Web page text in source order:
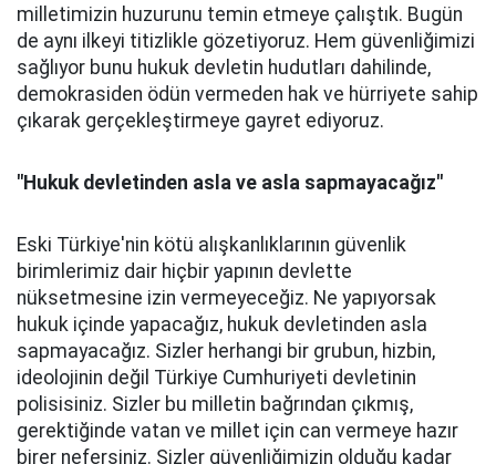
milletimizin huzurunu temin etmeye çalıştık. Bugün
de aynı ilkeyi titizlikle gözetiyoruz. Hem güvenliğimizi
sağlıyor bunu hukuk devletin hudutları dahilinde,
demokrasiden ödün vermeden hak ve hürriyete sahip
çıkarak gerçekleştirmeye gayret ediyoruz.
"Hukuk devletinden asla ve asla sapmayacağız"
Eski Türkiye'nin kötü alışkanlıklarının güvenlik
birimlerimiz dair hiçbir yapının devlette
nüksetmesine izin vermeyeceğiz. Ne yapıyorsak
hukuk içinde yapacağız, hukuk devletinden asla
sapmayacağız. Sizler herhangi bir grubun, hizbin,
ideolojinin değil Türkiye Cumhuriyeti devletinin
polisisiniz. Sizler bu milletin bağrından çıkmış,
gerektiğinde vatan ve millet için can vermeye hazır
birer nefersiniz. Sizler güvenliğimizin olduğu kadar